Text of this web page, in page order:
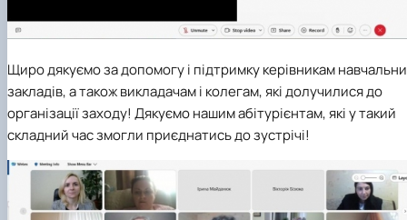
Щиро дякуємо за допомогу і підтримку керівникам
закладів, а також викладачам і колегам, які долучилися до
організації заходу! Дякуємо нашим абітурієнтам, які у такий
складний час змогли приєднатись до зустрічі!